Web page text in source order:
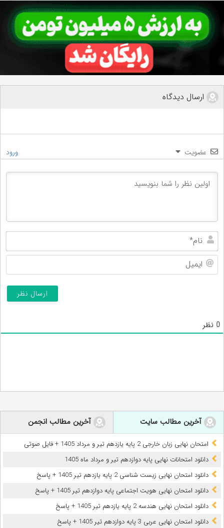
ارسال دیدگاه
عضویت ورود
0 نظر
آخرین مطالب سایت آخرین مطالب انجمن
امتحان نهایی زبان خارجی 2 پایه یازدهم تیر و مرداد 1405 + فایل صوتی
دانلود امتحانات نهایی پایه دوازدهم تیر و مرداد ماه 1405
دانلود امتحان نهایی زیست شناسی 2 پایه یازدهم تیر 1405 + پاسخ
دانلود امتحان نهایی هویت اجتماعی پایه دوازدهم تیر 1405 + پاسخ
دانلود امتحان نهایی هندسه 2 پایه یازدهم تیر 1405 + پاسخ
دانلود امتحان نهایی عربی 3 پایه دوازدهم تیر 1405 + پاسخ